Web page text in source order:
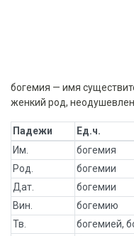
богемия — имя
женкий род,
Падежи Ед.ч.
Им.
богемия
Род.
богемии
Дат.
богемии
Вин.
богемию
Тв.
богемией,